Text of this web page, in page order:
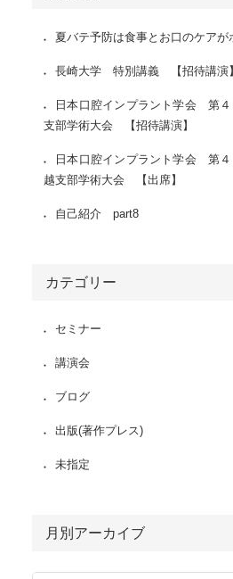
夏バテ予防は食事とお口のケアが
長崎大学 特別講義 【招待講演】
日本口腔インプラント学会 第
支部学術大会 【招待講演】
日本口腔インプラント学会 第
越支部学術大会 【出席】
自己紹介 part8
カテゴリー
セミナー
講演会
ブログ
出版(著作プレス)
未指定
月別アーカイブ